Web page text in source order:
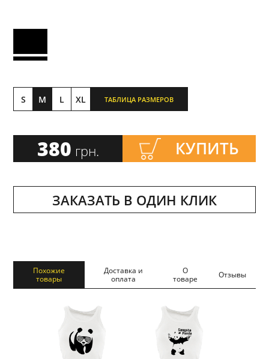
S M L XL ТАБЛИЦА РАЗМЕРОВ
380 грн. КУПИТЬ
ЗАКАЗАТЬ В ОДИН КЛИК
Похожие
товары
Доставка и
оплата
О
товаре
Отзывы